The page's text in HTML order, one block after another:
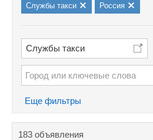
Службы такси Россия
Службы такси
Еще фильтры
183 объявления